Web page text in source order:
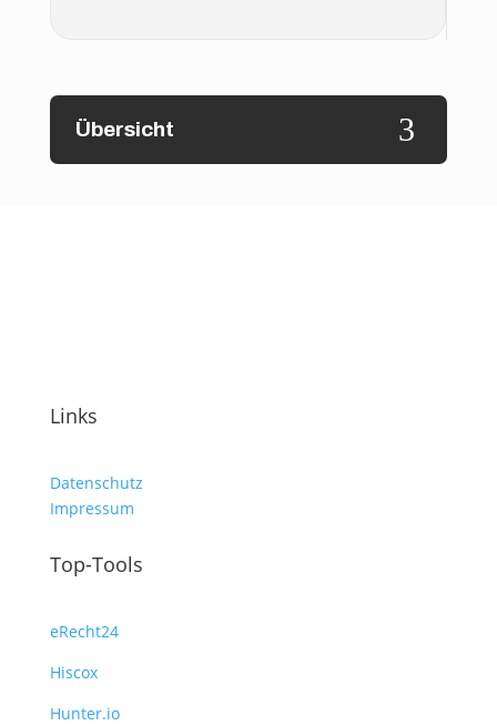
Übersicht 3
Links
Datenschutz
Impressum
Top-Tools
eRecht24
Hiscox
Hunter.io